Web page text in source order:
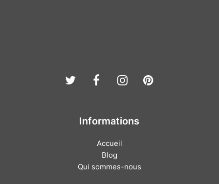
TwitterFacebook
Instagram
Pinterest
Informations
Accueil
Blog
Qui sommes-nous